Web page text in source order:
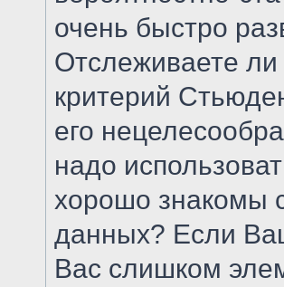
очень быстро
Отслеживаете
критерий
его
надо
хорошо знакомы
данных? Если
Вас слишком